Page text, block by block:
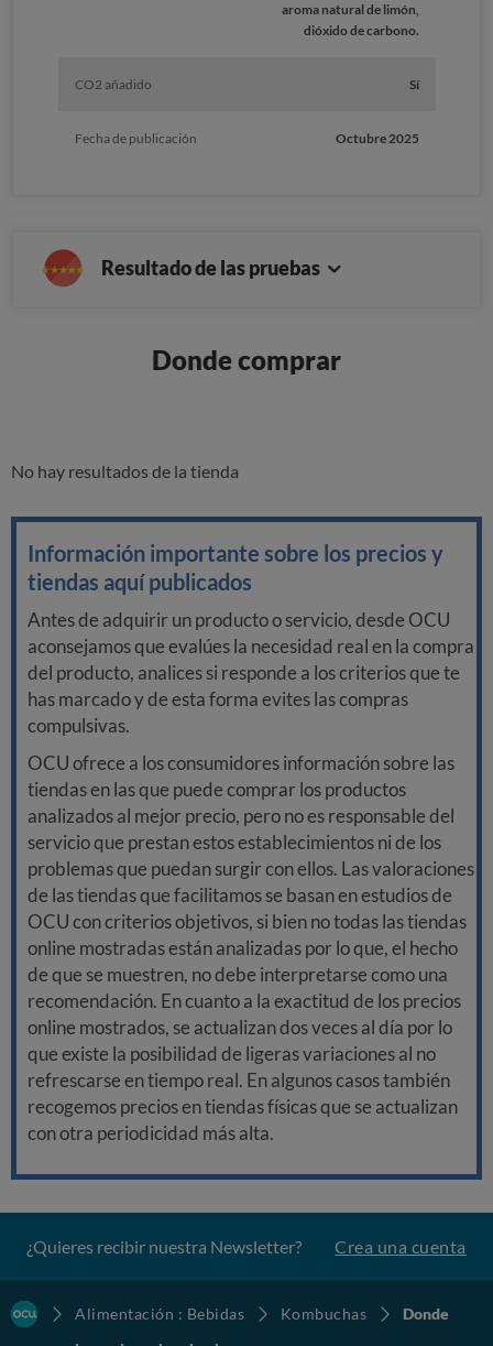
aroma natural de limón,
dióxido de carbono.
CO2 añadido Sí
Fecha de publicación Octubre 2025
Resultado de las pruebas
Donde comprar
No hay resultados de la tienda
Información importante sobre los precios y
tiendas aquí publicados
Antes de adquirir un producto o servicio, desde OCU
aconsejamos que evalúes la necesidad real en la compra
del producto, analices si responde a los criterios que te
has marcado y de esta forma evites las compras
compulsivas.
OCU ofrece a los consumidores información sobre las
tiendas en las que puede comprar los productos
analizados al mejor precio, pero no es responsable del
servicio que prestan estos establecimientos ni de los
problemas que puedan surgir con ellos. Las valoraciones
de las tiendas que facilitamos se basan en estudios de
OCU con criterios objetivos, si bien no todas las tiendas
online mostradas están analizadas por lo que, el hecho
de que se muestren, no debe interpretarse como una
recomendación. En cuanto a la exactitud de los precios
online mostrados, se actualizan dos veces al día por lo
que existe la posibilidad de ligeras variaciones al no
refrescarse en tiempo real. En algunos casos también
recogemos precios en tiendas físicas que se actualizan
con otra periodicidad más alta.
¿Quieres recibir nuestra Newsletter? Crea una cuenta
Alimentación : Bebidas Kombuchas
Donde